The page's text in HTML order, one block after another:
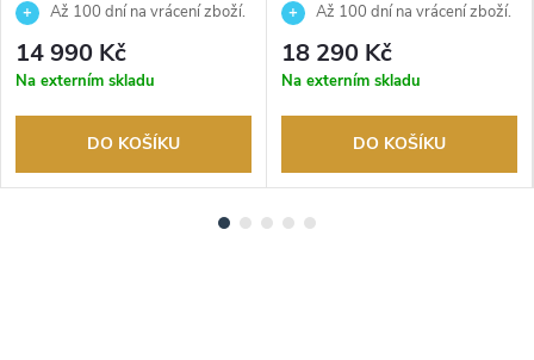
Až 100 dní na vrácení zboží.
Autorizovaný prodejce.
14 990 Kč
Na externím skladu
DO KOŠÍKU
Až 100 dní na vrácení zboží.
Autorizovaný prodejce.
18 290 Kč
Na externím skladu
DO KOŠÍKU